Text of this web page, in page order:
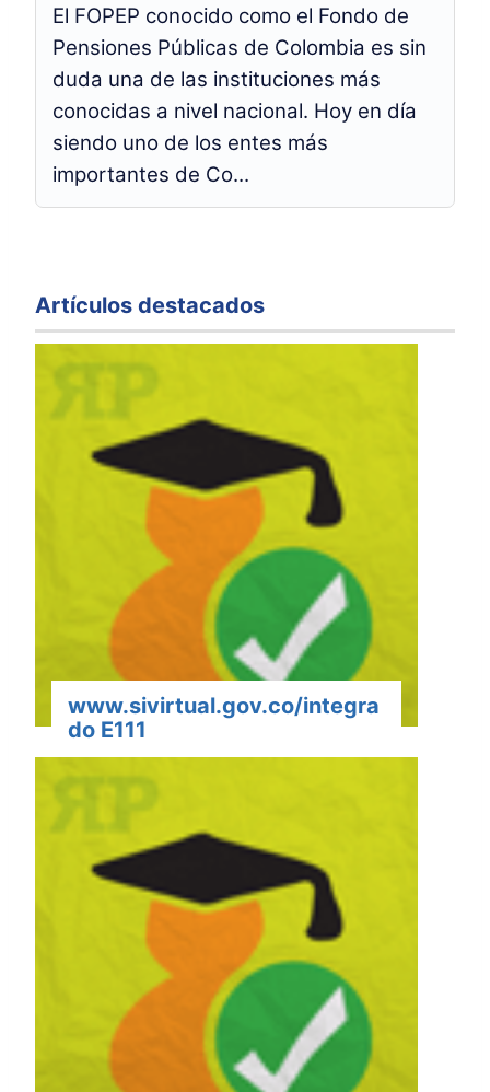
El FOPEP conocido como el Fondo de
Pensiones Públicas de Colombia es sin
duda una de las instituciones más
conocidas a nivel nacional. Hoy en día
siendo uno de los entes más
importantes de Co...
Artículos destacados
www.sivirtual.gov.co/integra
do E111